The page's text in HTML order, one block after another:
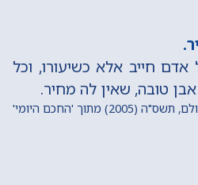
חייב אלא כשיעורו, וכל
טובה, שאין לה מחיר.
'החכם היומי'